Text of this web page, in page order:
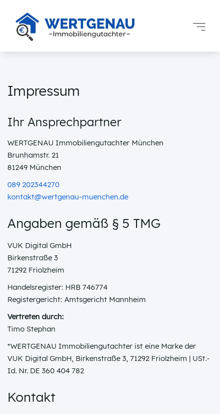
Impressum
Ihr Ansprechpartner
WERTGENAU Immobiliengutachter München
Brunhamstr. 21
81249 München
089 202344270
kontakt@wertgenau-muenchen.de
Angaben gemäß § 5 TMG
VUK Digital GmbH
Birkenstraße 3
71292 Friolzheim
Handelsregister: HRB 746774
Registergericht: Amtsgericht Mannheim
Vertreten durch:
Timo Stephan
*WERTGENAU Immobiliengutachter ist eine Marke der
VUK Digital GmbH, Birkenstraße 3, 71292 Friolzheim | USt.-
Id. Nr. DE 360 404 782
Kontakt